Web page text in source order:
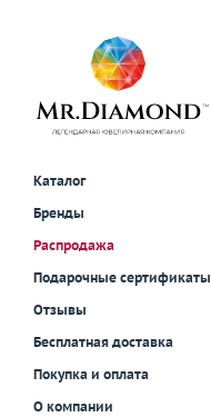
Каталог
Бренды
Распродажа
Подарочные сертификаты
Отзывы
Бесплатная доставка
Покупка и оплата
О компании
примерки!